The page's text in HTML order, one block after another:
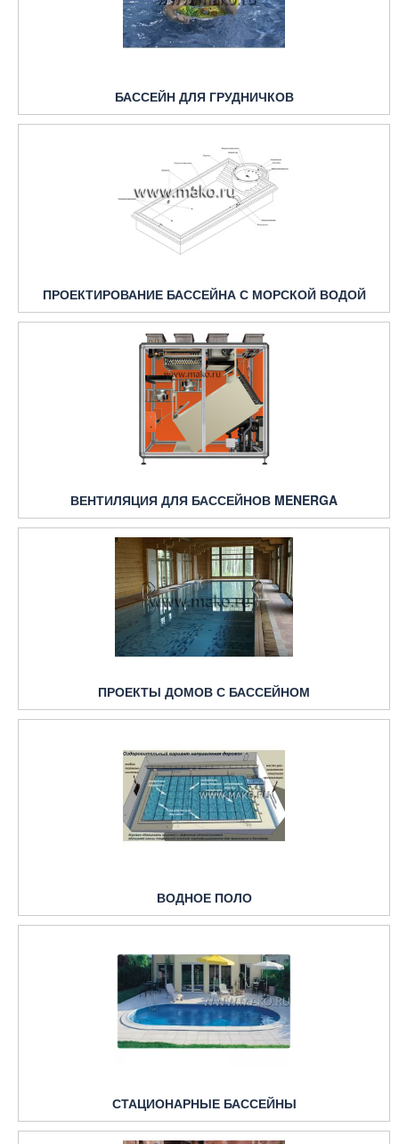
БАССЕЙН ДЛЯ ГРУДНИЧКОВ
ПРОЕКТИРОВАНИЕ БАССЕЙНА С МОРСКОЙ ВОДОЙ
ВЕНТИЛЯЦИЯ ДЛЯ БАССЕЙНОВ MENERGA
ПРОЕКТЫ ДОМОВ С БАССЕЙНОМ
ВОДНОЕ ПОЛО
СТАЦИОНАРНЫЕ БАССЕЙНЫ